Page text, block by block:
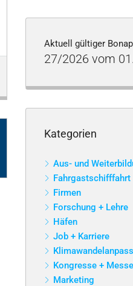
Aktuell gültiger
27/2026 vom
Kategorien
Aus- und
Fahrgastschifffahrt
Firmen
Forschung + Lehre
Häfen
Job + Karriere
Kongresse +
Marketing